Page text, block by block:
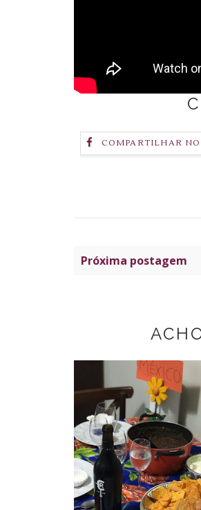
COMPARTILHAR
Próxima postagem